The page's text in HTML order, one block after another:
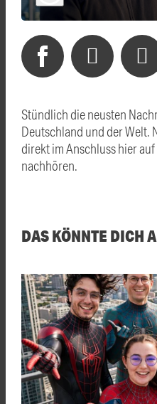
Stündlich die neusten
Deutschland und der Welt.
direkt im Anschluss hier
nachhören.
DAS KÖNNTE DICH